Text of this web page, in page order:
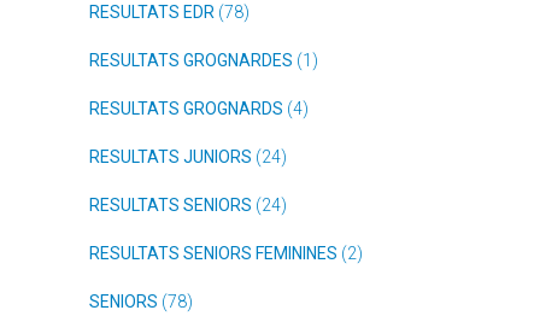
RESULTATS EDR (78)
RESULTATS GROGNARDES (1)
RESULTATS GROGNARDS (4)
RESULTATS JUNIORS (24)
RESULTATS SENIORS (24)
RESULTATS SENIORS FEMININES (2)
SENIORS (78)